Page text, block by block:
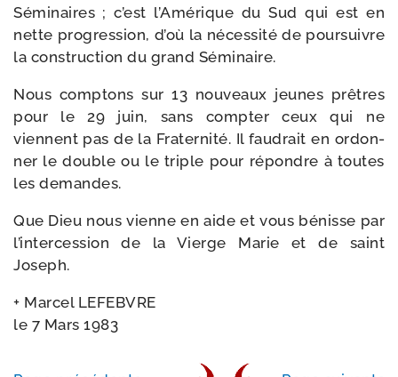
Séminaires ; c’est l’Amérique du Sud qui est en
nette pro­gres­sion, d’où la néces­si­té de pour­suivre
la construc­tion du grand Séminaire.
Nous comp­tons sur 13 nou­veaux jeunes prêtres
pour le 29 juin, sans comp­ter ceux qui ne
viennent pas de la Fraternité. Il fau­drait en ordon­
ner le double ou le triple pour répondre à toutes
les demandes.
Que Dieu nous vienne en aide et vous bénisse par
l’intercession de la Vierge Marie et de saint
Joseph.
+ Marcel LEFEBVRE
le 7 Mars 1983